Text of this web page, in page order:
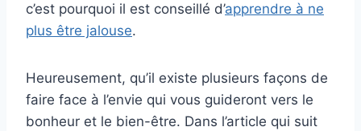
c’est pourquoi il est conseillé d’apprendre à ne
plus être jalouse.
Heureusement, qu’il existe plusieurs façons de
faire face à l’envie qui vous guideront vers le
bonheur et le bien-être. Dans l’article qui suit